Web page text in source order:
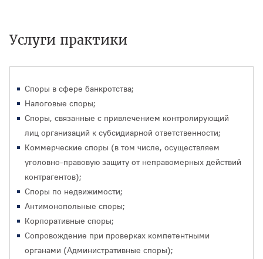
Услуги практики
Споры в сфере банкротства;
Налоговые споры;
Споры, связанные с привлечением контролирующий
лиц организаций к субсидиарной ответственности;
Коммерческие споры (в том числе, осуществляем
уголовно-правовую защиту от неправомерных действий
контрагентов);
Споры по недвижимости;
Антимонопольные споры;
Корпоративные споры;
Сопровождение при проверках компетентными
органами (Административные споры);